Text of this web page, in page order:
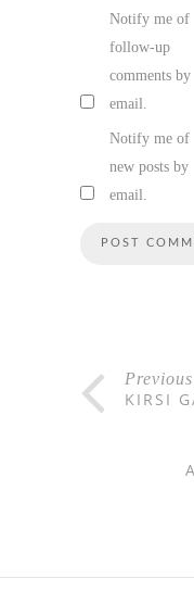
Notify me of
follow-up
comments by
email.
Notify me of
new posts by
email.
KIRSI